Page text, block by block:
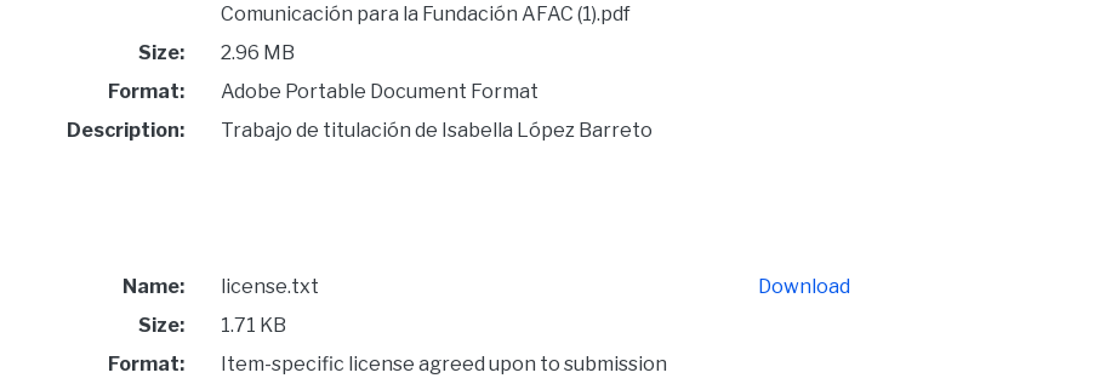
Comunicación para la Fundación AFAC (1).pdf
Size:
2.96 MB
Format:
Adobe Portable Document Format
Description:
Trabajo de titulación de Isabella López Barreto
Name:
license.txt
Size:
1.71 KB
Format:
Item-specific license agreed upon to submission
Download